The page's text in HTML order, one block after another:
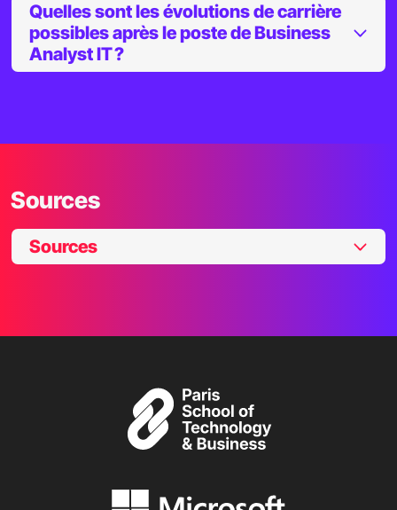
Quelles sont les évolutions de carrière
possibles après le poste de Business
Analyst IT ?
Sources
Sources